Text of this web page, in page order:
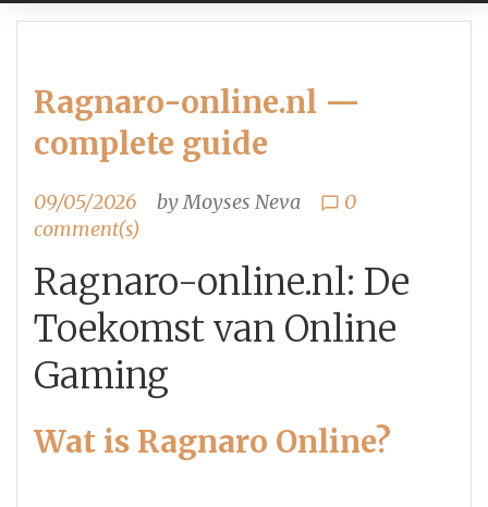
Ragnaro-online.nl —
complete guide
09/05/2026 byMoyses Neva chat_bubble_outline 0
comment(s)
Ragnaro-online.nl: De
Toekomst van Online
Gaming
Wat is Ragnaro Online?